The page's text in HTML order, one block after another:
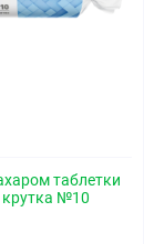
таблетки
крутка №10